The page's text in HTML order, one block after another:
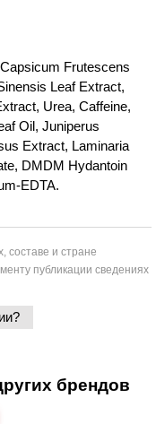
Frutescens
Leaf Extract,
Urea, Caffeine,
Oil, Juniperus
Extract, Laminaria
DMDM Hydantoin
EDTA.
составе и стране
публикации сведениях
брендов